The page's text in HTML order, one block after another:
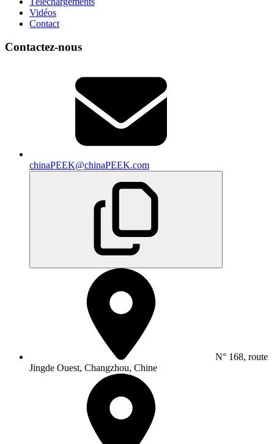
Vidéos
Contact
Contactez-nous
chinaPEEK@chinaPEEK.com
N° 168, route
Jingde Ouest, Changzhou, Chine